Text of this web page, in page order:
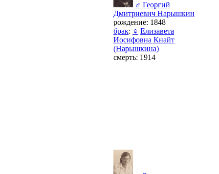
♂ Георгий
Дмитриевич Нарышкин
рождение: 1848
брак: ♀ Елизавета
Иосифовна Кнайт
(Нарышкина)
смерть: 1914